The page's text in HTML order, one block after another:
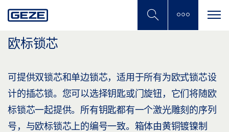
to
content
欧标锁芯
可提供双锁芯和单边锁芯，适用于所有为欧式锁芯设
计的插芯锁。您可以选择钥匙或门旋钮，它们将随欧
标锁芯一起提供。所有钥匙都有一个激光雕刻的序列
号，与欧标锁芯上的编号一致。箱体由黄铜镀镍制